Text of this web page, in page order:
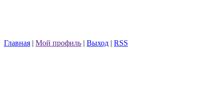
Главная | Мой профиль | Выход | RSS